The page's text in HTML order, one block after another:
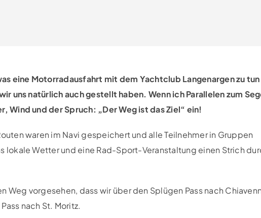
eine Motorradausfahrt mit dem Yachtclub Langenargen zu
uns natürlich auch gestellt haben. Wenn ich Parallelen zum
Wind und der Spruch: „Der Weg ist das Ziel“ ein!
waren im Navi gespeichert und alle Teilnehmer in Gruppen
lokale Wetter und eine Rad-Sport-Veranstaltung einen Strich
Weg vorgesehen, dass wir über den Splügen Pass nach
nach St. Moritz.